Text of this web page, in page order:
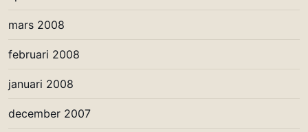
mars 2008
februari 2008
januari 2008
december 2007